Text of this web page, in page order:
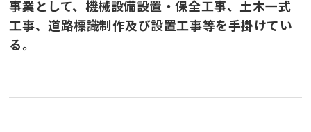
事業として、機械設備設置・保全工事、土木一式
工事、道路標識制作及び設置工事等を手掛けてい
る。